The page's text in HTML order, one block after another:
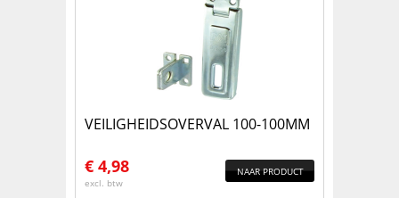
VEILIGHEIDSOVERVAL 100-100MM
€ 4,98
excl. btw
NAAR PRODUCT